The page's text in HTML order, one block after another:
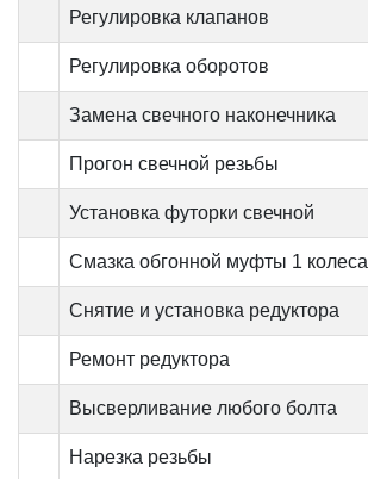
Регулировка клапанов
Регулировка оборотов
Замена свечного наконечника
Прогон свечной резьбы
Установка футорки свечной
Смазка обгонной муфты 1 колеса
Снятие и установка редуктора
Ремонт редуктора
Высверливание любого болта
Нарезка резьбы